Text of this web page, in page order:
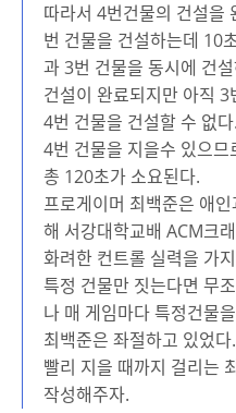
따라서 4번건물의 건설을
번 건물을 건설하는데 10
과 3번 건물을 동시에 건
건설이 완료되지만 아직
4번 건물을 건설할 수 없
4번 건물을 지을수 있으
총 120초가 소요된다.
프로게이머 최백준은 애
해 서강대학교배 ACM크
화려한 컨트롤 실력을 가
특정 건물만 짓는다면 무
나 매 게임마다 특정건물
최백준은 좌절하고 있었
빨리 지을 때까지 걸리는
작성해주자.